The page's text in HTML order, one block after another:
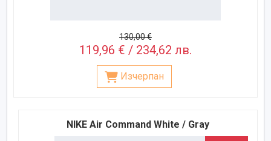
130,00 €
119,96 € / 234,62 лв.
Изчерпан
NIKE Air Command White / Gray